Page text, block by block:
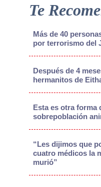
Te
Más de 40
por terrorismo del
Después de 4
hermanitos de
Esta es otra forma
sobrepoblación
“Les dijimos que
cuatro médicos la
murió”